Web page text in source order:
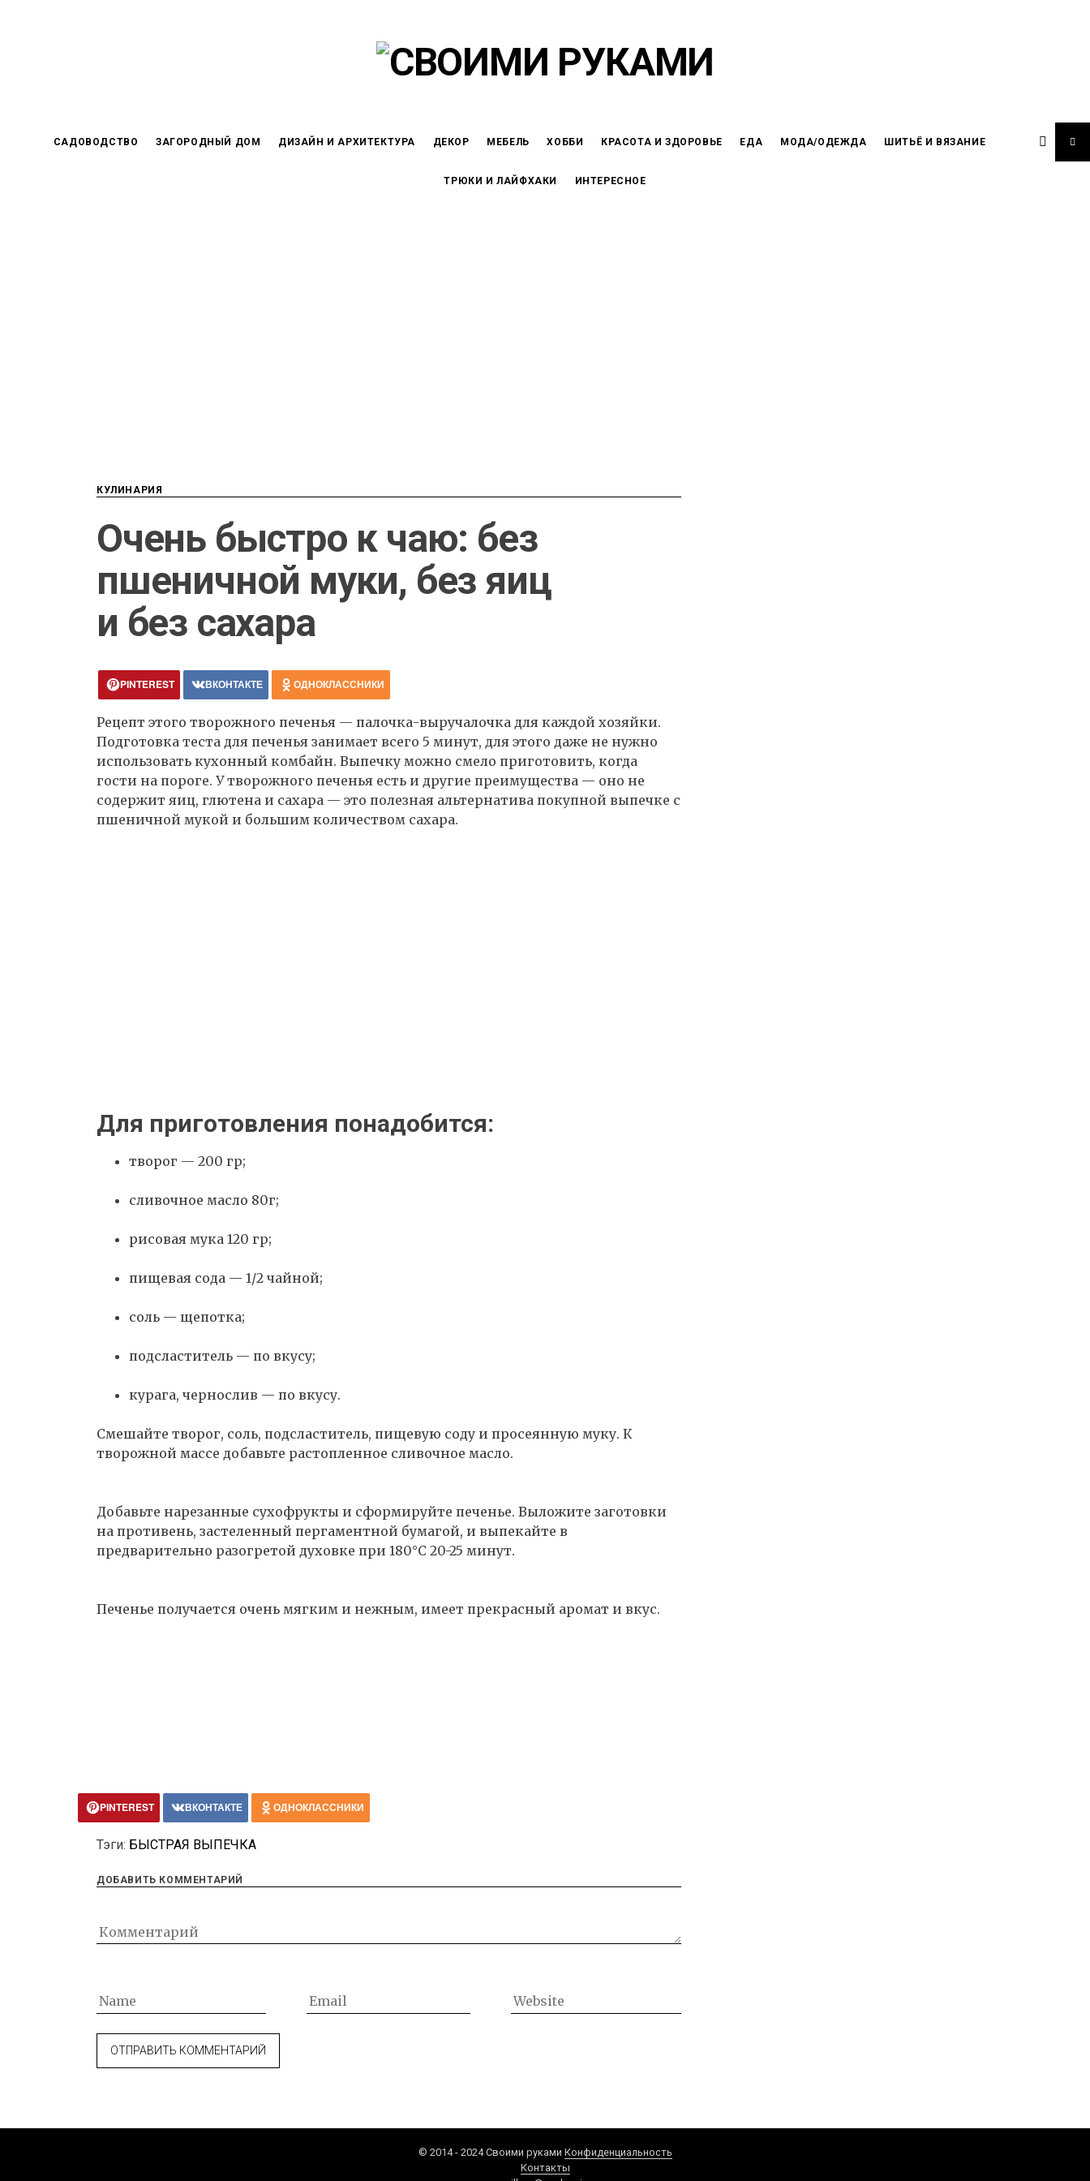
САДОВОДСТВО ЗАГОРОДНЫЙ ДОМ ДИЗАЙН И АРХИТЕКТУРА ДЕКОР МЕБЕЛЬ ХОББИ КРАСОТА И ЗДОРОВЬЕ ЕДА МОДА/ОДЕЖДА ШИТЬЁ И ВЯЗАНИЕ
ТРЮКИ И ЛАЙФХАКИ ИНТЕРЕСНОЕ
КУЛИНАРИЯ
Очень быстро к чаю: без
пшеничной муки, без яиц
и без сахара
PINTEREST ВКОНТАКТЕ ОДНОКЛАССНИКИ
Рецепт этого творожного печенья — палочка-выручалочка для каждой хозяйки.
Подготовка теста для печенья занимает всего 5 минут, для этого даже не нужно
использовать кухонный комбайн. Выпечку можно смело приготовить, когда
гости на пороге. У творожного печенья есть и другие преимущества — оно не
содержит яиц, глютена и сахара — это полезная альтернатива покупной выпечке с
пшеничной мукой и большим количеством сахара.
Для приготовления понадобится:
творог — 200 гр;
сливочное масло 80г;
рисовая мука 120 гр;
пищевая сода — 1/2 чайной;
соль — щепотка;
подсластитель — по вкусу;
курага, чернослив — по вкусу.
Смешайте творог, соль, подсластитель, пищевую соду и просеянную муку. К
творожной массе добавьте растопленное сливочное масло.
Добавьте нарезанные сухофрукты и сформируйте печенье. Выложите заготовки
на противень, застеленный пергаментной бумагой, и выпекайте в
предварительно разогретой духовке при 180°C 20-25 минут.
Печенье получается очень мягким и нежным, имеет прекрасный аромат и вкус.
PINTEREST ВКОНТАКТЕ ОДНОКЛАССНИКИ
Тэги: БЫСТРАЯ ВЫПЕЧКА
ДОБАВИТЬ КОММЕНТАРИЙ
© 2014 - 2024 Своими руками Конфиденциальность
Контакты